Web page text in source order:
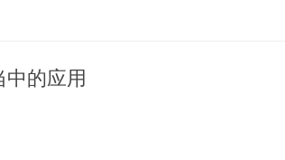
的应用